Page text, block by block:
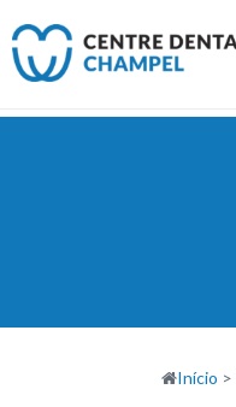
para
Início >